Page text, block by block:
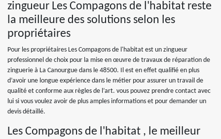
zingueur Les Compagons de l'habitat reste
la meilleure des solutions selon les
propriétaires
Pour les propriétaires Les Compagons de l'habitat est un zingueur
professionnel de choix pour la mise en œuvre de travaux de réparation de
zinguerie à La Canourgue dans le 48500. Il est en effet qualifié en plus
d’avoir une longue expérience dans le métier pour assurer un travail de
qualité et conforme aux règles de l’art. vous pouvez prendre contact avec
lui si vous voulez avoir de plus amples informations et pour demander un
devis détaillé.
Les Compagons de l'habitat , le meilleur